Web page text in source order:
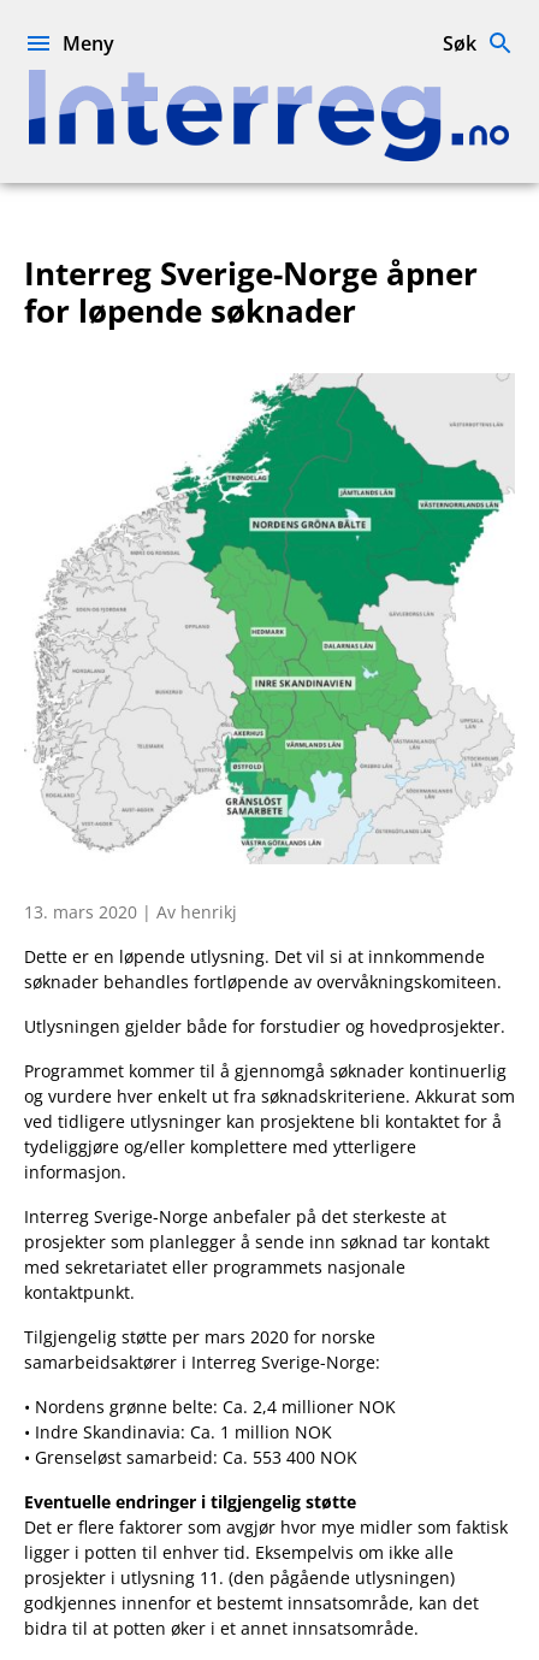
Interreg.no
Meny Søk
Interreg Sverige-Norge åpner
for løpende søknader
13. mars 2020 | Av henrikj
Dette er en løpende utlysning. Det vil si at innkommende
søknader behandles fortløpende av overvåkningskomiteen.
Utlysningen gjelder både for forstudier og hovedprosjekter.
Programmet kommer til å gjennomgå søknader kontinuerlig
og vurdere hver enkelt ut fra søknadskriteriene. Akkurat som
ved tidligere utlysninger kan prosjektene bli kontaktet for å
tydeliggjøre og/eller komplettere med ytterligere
informasjon.
Interreg Sverige-Norge anbefaler på det sterkeste at
prosjekter som planlegger å sende inn søknad tar kontakt
med sekretariatet eller programmets nasjonale
kontaktpunkt.
Tilgjengelig støtte per mars 2020 for norske
samarbeidsaktører i Interreg Sverige-Norge:
• Nordens grønne belte: Ca. 2,4 millioner NOK
• Indre Skandinavia: Ca. 1 million NOK
• Grenseløst samarbeid: Ca. 553 400 NOK
Eventuelle endringer i tilgjengelig støtte
Det er flere faktorer som avgjør hvor mye midler som faktisk
ligger i potten til enhver tid. Eksempelvis om ikke alle
prosjekter i utlysning 11. (den pågående utlysningen)
godkjennes innenfor et bestemt innsatsområde, kan det
bidra til at potten øker i et annet innsatsområde.